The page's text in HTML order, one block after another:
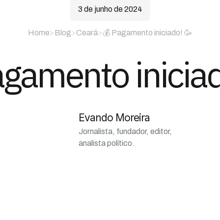
3 de junho de 2024
Home> Blog>Ceará>💰 Pagamento iniciado! 🥳
Evando Moreira
Jornalista, fundador, editor,
analista político.